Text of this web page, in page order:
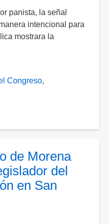
panista, la señal
intencional para
mostrara la
Congreso
de Morena
del
en San